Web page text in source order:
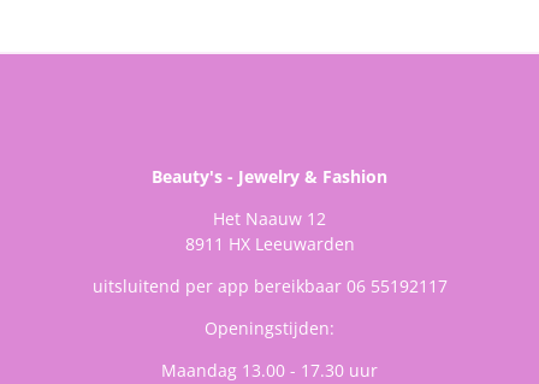
Beauty's - Jewelry & Fashion
Het Naauw 12
8911 HX Leeuwarden
uitsluitend per app bereikbaar 06 55192117
Openingstijden:
Maandag 13.00 - 17.30 uur